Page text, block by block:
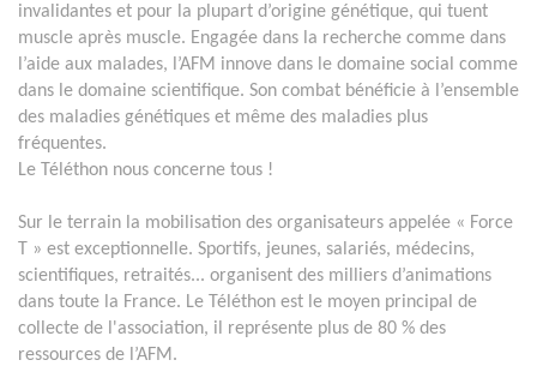
invalidantes et pour la plupart d’origine génétique, qui tuent
muscle après muscle. Engagée dans la recherche comme dans
l’aide aux malades, l’AFM innove dans le domaine social comme
dans le domaine scientifique. Son combat bénéficie à l’ensemble
des maladies génétiques et même des maladies plus
fréquentes.
Le Téléthon nous concerne tous !
Sur le terrain la mobilisation des organisateurs appelée « Force
T » est exceptionnelle. Sportifs, jeunes, salariés, médecins,
scientifiques, retraités... organisent des milliers d’animations
dans toute la France. Le Téléthon est le moyen principal de
collecte de l'association, il représente plus de 80 % des
ressources de l’AFM.